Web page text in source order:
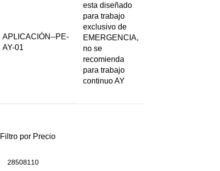
Filtro por Precio
APLICACIÓN--PE-
AY-01
esta diseñado
para trabajo
exclusivo de
EMERGENCIA,
no se
recomienda
para trabajo
continuo AY